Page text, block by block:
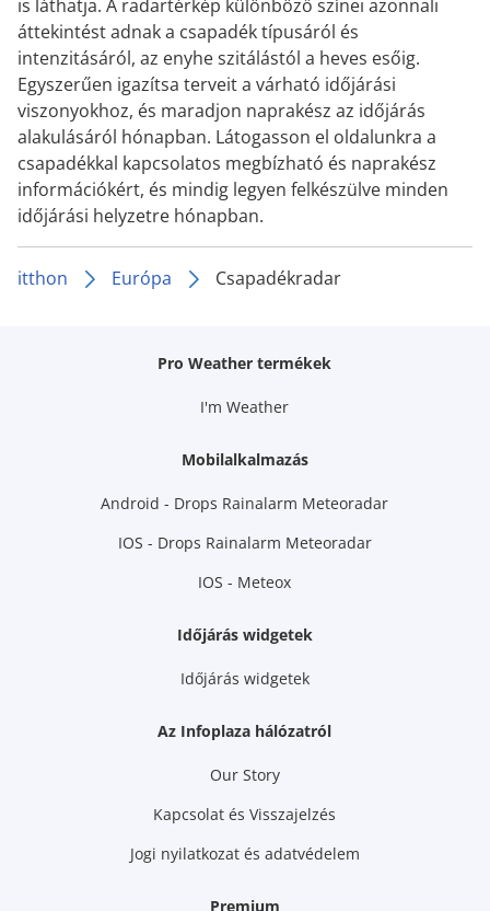
is láthatja. A radartérkép különböző színei azonnali
áttekintést adnak a csapadék típusáról és
intenzitásáról, az enyhe szitálástól a heves esőig.
Egyszerűen igazítsa terveit a várható időjárási
viszonyokhoz, és maradjon naprakész az időjárás
alakulásáról hónapban. Látogasson el oldalunkra a
csapadékkal kapcsolatos megbízható és naprakész
információkért, és mindig legyen felkészülve minden
időjárási helyzetre hónapban.
itthon Európa Csapadékradar
Pro Weather termékek
I'm Weather
Mobilalkalmazás
Android - Drops Rainalarm Meteoradar
IOS - Drops Rainalarm Meteoradar
IOS - Meteox
Időjárás widgetek
Időjárás widgetek
Az Infoplaza hálózatról
Our Story
Kapcsolat és Visszajelzés
Jogi nyilatkozat és adatvédelem
Premium